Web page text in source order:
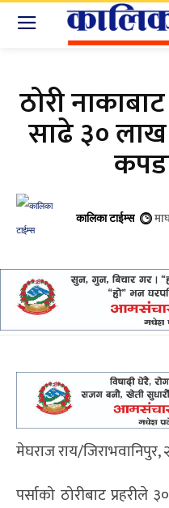
ठोरी
साढे ३०
कालिका टाईम्स
मेघराज राय/जिराभवानिपुर,
पर्साको ठोरीबाट